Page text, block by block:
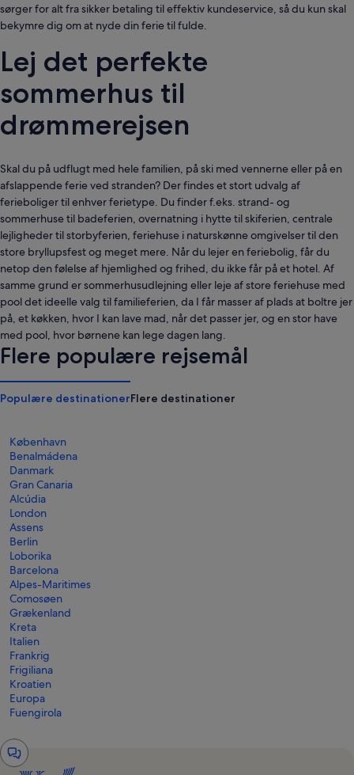
sørger for alt fra sikker betaling til effektiv kundeservice, så du kun skal
bekymre dig om at nyde din ferie til fulde.
Lej det perfekte
sommerhus til
drømmerejsen
Skal du på udflugt med hele familien, på ski med vennerne eller på en
afslappende ferie ved stranden? Der findes et stort udvalg af
ferieboliger til enhver ferietype. Du finder f.eks. strand- og
sommerhuse til badeferien, overnatning i hytte til skiferien, centrale
lejligheder til storbyferien, feriehuse i naturskønne omgivelser til den
store bryllupsfest og meget mere. Når du lejer en feriebolig, får du
netop den følelse af hjemlighed og frihed, du ikke får på et hotel. Af
samme grund er sommerhusudlejning eller leje af store feriehuse med
pool det ideelle valg til familieferien, da I får masser af plads at boltre jer
på, et køkken, hvor I kan lave mad, når det passer jer, og en stor have
med pool, hvor børnene kan lege dagen lang.
Flere populære rejsemål
Populære destinationerFlere destinationer
København
Benalmádena
Danmark
Gran Canaria
Alcúdia
London
Assens
Berlin
Loborika
Barcelona
Alpes-Maritimes
Comosøen
Grækenland
Kreta
Italien
Frankrig
Frigiliana
Kroatien
Europa
Fuengirola
Chatvindue